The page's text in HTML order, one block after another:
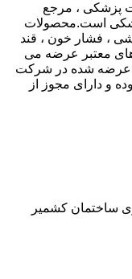
پزشکی ، مرجع
است.محصولات
، فشار خون ، قند
معتبر عرضه می
عرضه شده در شرکت
و دارای مجوز از
ساختمان کشمیر